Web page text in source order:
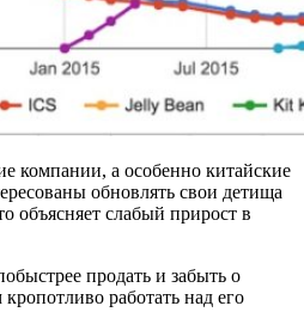
компании, а особенно китайские
обновлять свои детища
объясняет слабый прирост в
продать и забыть о
работать над его